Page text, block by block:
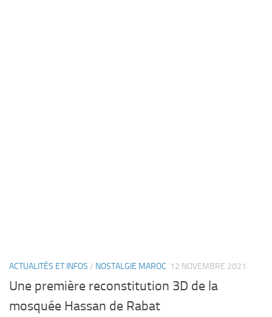
ACTUALITÉS ET INFOS / NOSTALGIE MAROC 12 NOVEMBRE 2021
Une première reconstitution 3D de la
mosquée Hassan de Rabat